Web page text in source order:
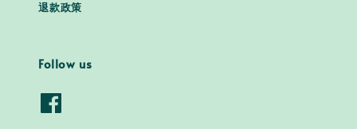
退款政策
Follow us